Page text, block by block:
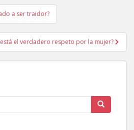
a ser traidor?
el verdadero respeto por la mujer?